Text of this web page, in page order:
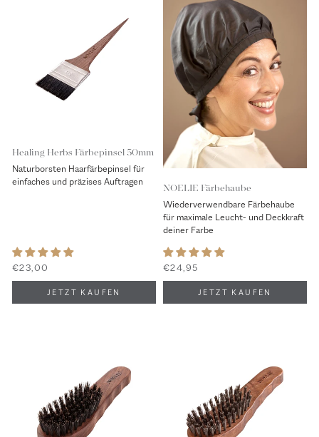
Healing Herbs Färbepinsel 50mm
Naturborsten Haarfärbepinsel für
einfaches und präzises Auftragen
€23,00
NOELIE Färbehaube
Wiederverwendbare Färbehaube
für maximale Leucht- und Deckkraft
deiner Farbe
€24,95